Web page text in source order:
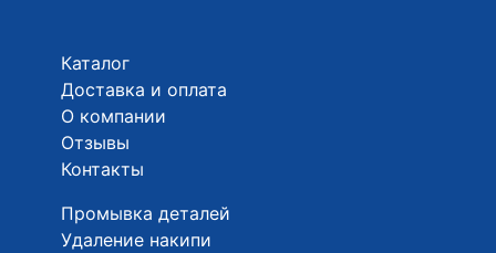
Каталог
Доставка и оплата
О компании
Отзывы
Контакты
Промывка деталей
Удаление накипи